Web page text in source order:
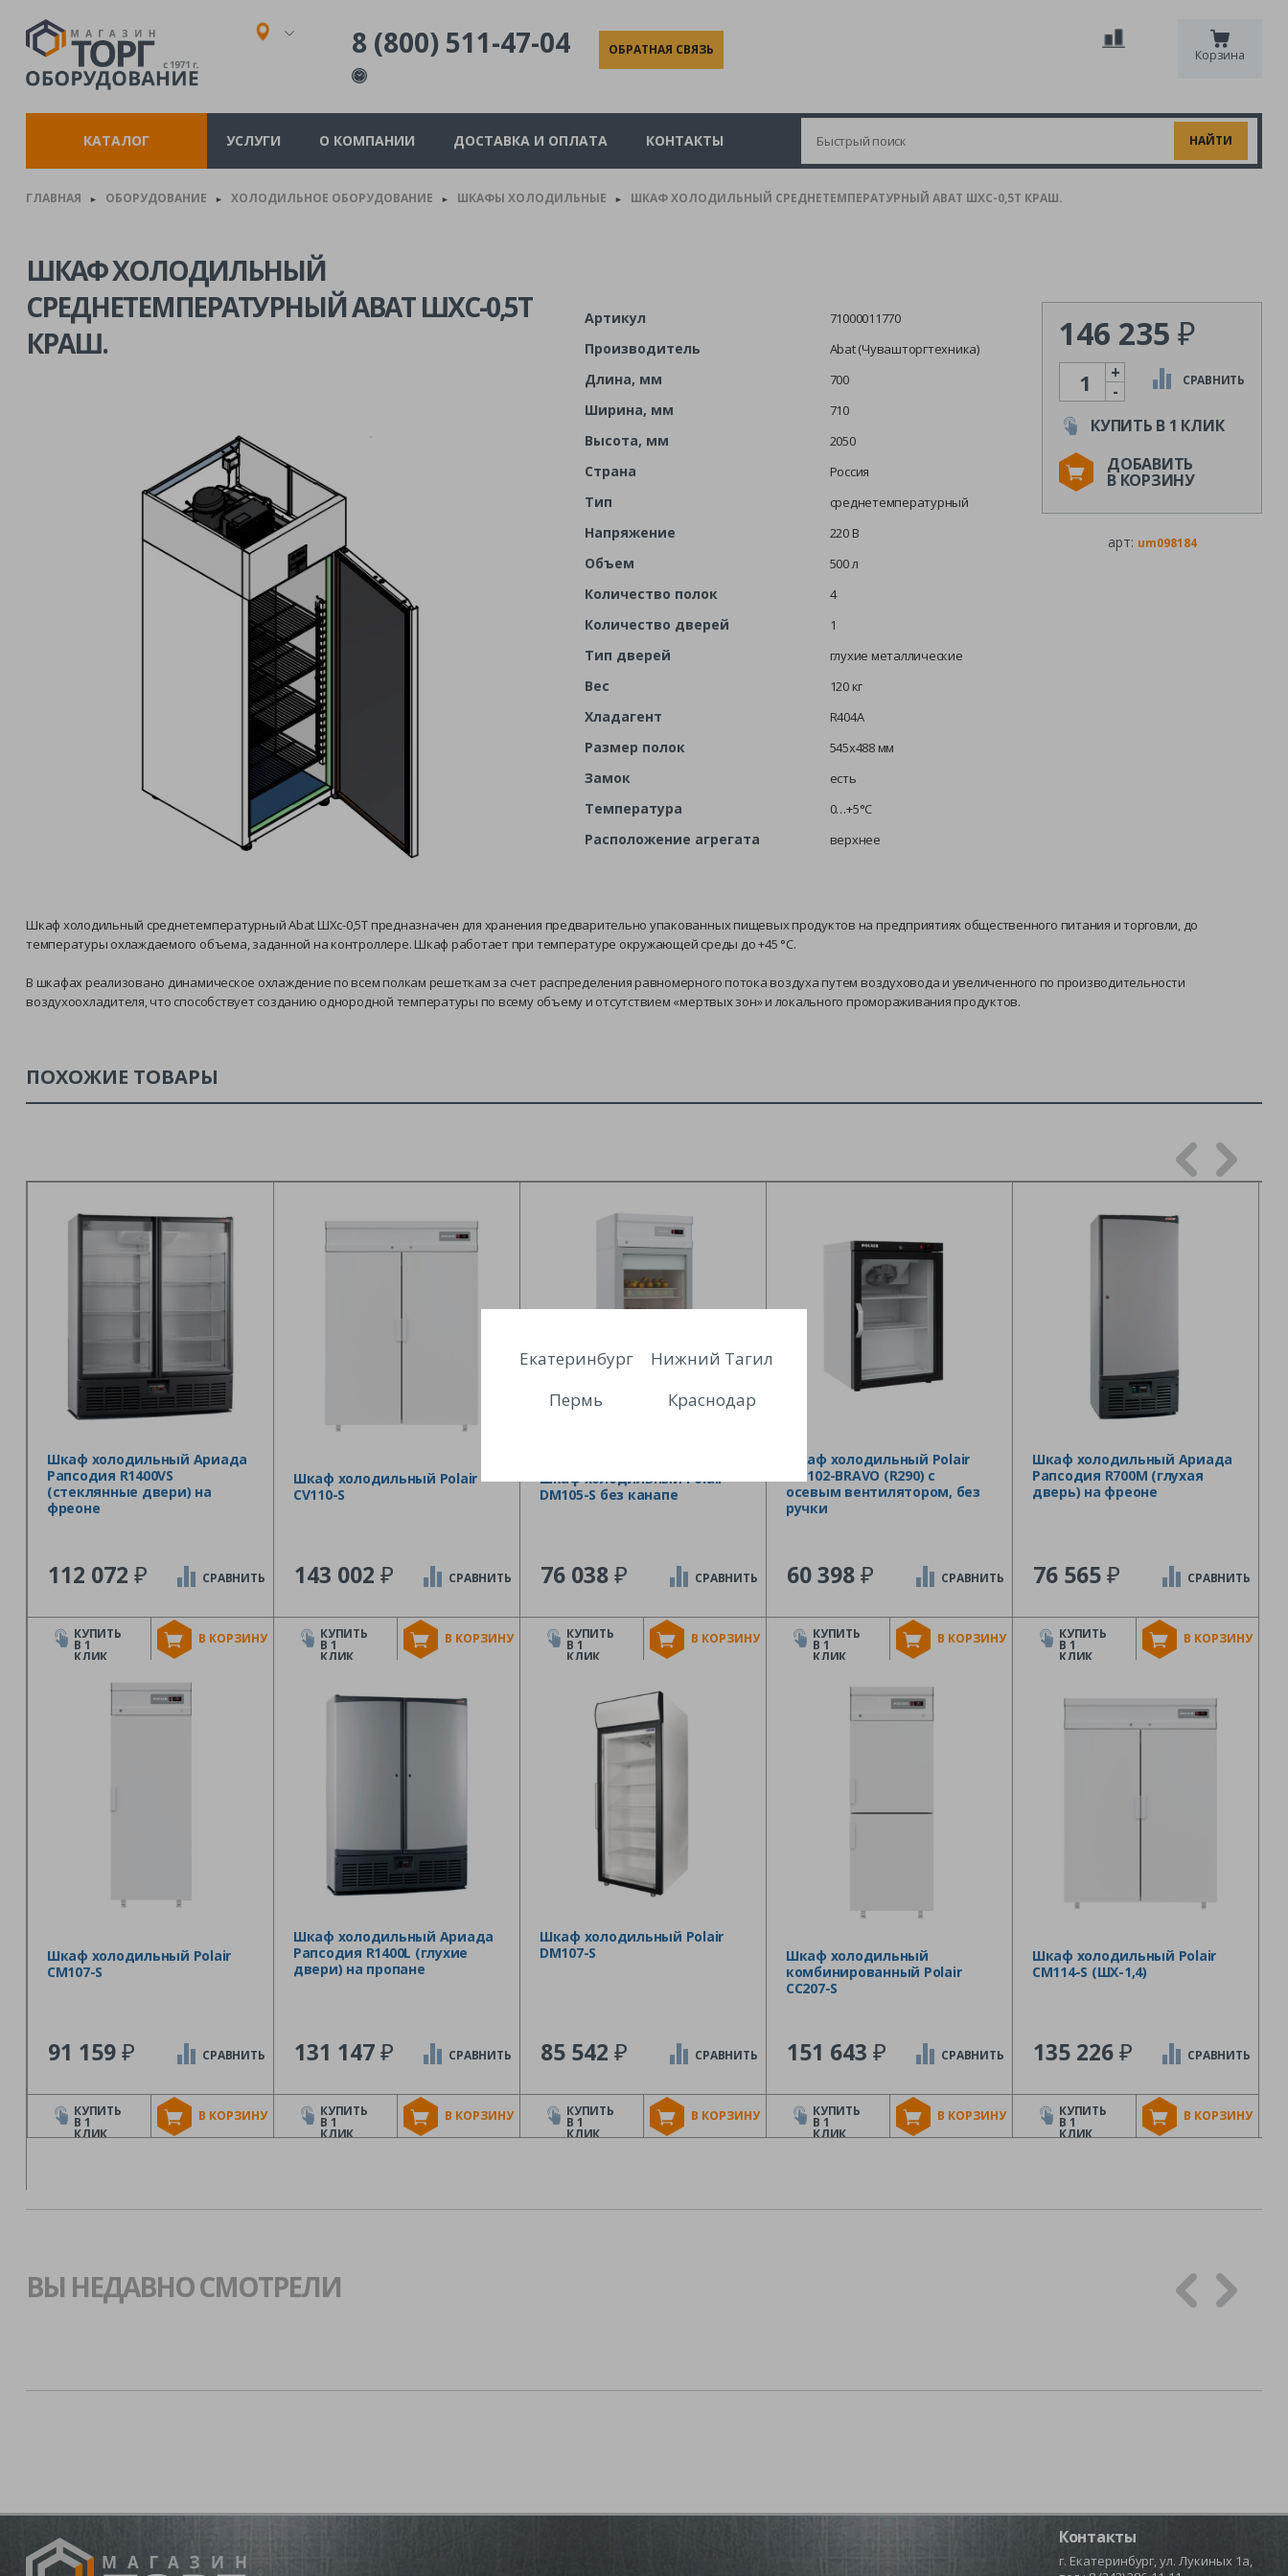
8 (800) 511-47-04 ОБРАТНАЯ СВЯЗЬ Корзина
КАТАЛОГ УСЛУГИ О КОМПАНИИ ДОСТАВКА И ОПЛАТА КОНТАКТЫ
ГЛАВНАЯ ► ОБОРУДОВАНИЕ ► ХОЛОДИЛЬНОЕ ОБОРУДОВАНИЕ ► ШКАФЫ ХОЛОДИЛЬНЫЕ ► ШКАФ ХОЛОДИЛЬНЫЙ СРЕДНЕТЕМПЕРАТУРНЫЙ ABAT ШХС-0,5T КРАШ.
ШКАФ ХОЛОДИЛЬНЫЙ
СРЕДНЕТЕМПЕРАТУРНЫЙ ABAT ШХС-0,5T
КРАШ.
Артикул 71000011770
Производитель Abat (Чувашторгтехника)
Длина, мм 700
Ширина, мм 710
Высота, мм 2050
Страна Россия
Тип среднетемпературный
Напряжение 220 В
Объем 500 л
Количество полок 4
Количество дверей 1
Тип дверей глухие металлические
Вес 120 кг
Хладагент R404A
Размер полок 545х488 мм
Замок есть
Температура 0…+5°С
Расположение агрегата верхнее
146 235 ₽
Количество
-
+ СРАВНИТЬ
КУПИТЬ В 1 КЛИК
ДОБАВИТЬ
В КОРЗИНУ
арт: um098184
Шкаф холодильный среднетемпературный Abat ШХс-0,5T предназначен для хранения предварительно упакованных пищевых продуктов на предприятиях общественного питания и торговли, до
температуры охлаждаемого объема, заданной на контроллере. Шкаф работает при температуре окружающей среды до +45 °C.
В шкафах реализовано динамическое охлаждение по всем полкам решеткам за счет распределения равномерного потока воздуха путем воздуховода и увеличенного по производительности
воздухоохладителя, что способствует созданию однородной температуры по всему объему и отсутствием «мертвых зон» и локального промораживания продуктов.
ПОХОЖИЕ ТОВАРЫ
Шкаф холодильный Ариада
Рапсодия R1400VS
(стеклянные двери) на
фреоне
112 072 ₽
В КОРЗИНУ
СРАВНИТЬ
КУПИТЬ
В 1
КЛИК
Шкаф холодильный Polair
CV110-S
143 002 ₽
В КОРЗИНУ
СРАВНИТЬ
КУПИТЬ
В 1
КЛИК
Шкаф холодильный Polair
DM105-S без канапе
76 038₽
В КОРЗИНУ
СРАВНИТЬ
КУПИТЬ
В 1
КЛИК
Шкаф холодильный Polair
DM102-BRAVO (R290) с
осевым вентилятором, без
ручки
60 398₽
В КОРЗИНУ
СРАВНИТЬ
КУПИТЬ
В 1
КЛИК
Шкаф холодильный Ариада
Рапсодия R700M (глухая
дверь) на фреоне
76 565₽
В КОРЗИНУ
СРАВНИТЬ
КУПИТЬ
В 1
КЛИК
Шкаф холодильный Polair
CM107-S
91 159₽
В КОРЗИНУ
СРАВНИТЬ
КУПИТЬ
В 1
КЛИК
Шкаф холодильный Ариада
Рапсодия R1400L (глухие
двери) на пропане
131 147₽
В КОРЗИНУ
СРАВНИТЬ
КУПИТЬ
В 1
КЛИК
Шкаф холодильный Polair
DM107-S
85 542 ₽
В КОРЗИНУ
СРАВНИТЬ
КУПИТЬ
В 1
КЛИК
Шкаф холодильный
комбинированный Polair
CC207-S
151 643 ₽
В КОРЗИНУ
СРАВНИТЬ
КУПИТЬ
В 1
КЛИК
Шкаф холодильный Polair
CM114-S (ШХ-1,4)
135 226₽
В КОРЗИНУ
СРАВНИТЬ
КУПИТЬ
В 1
КЛИК
ВЫ НЕДАВНО СМОТРЕЛИ
Контакты
г. Екатеринбург, ул. Лукиных 1а,
Екатеринбург
Нижний Тагил
Пермь
Краснодар